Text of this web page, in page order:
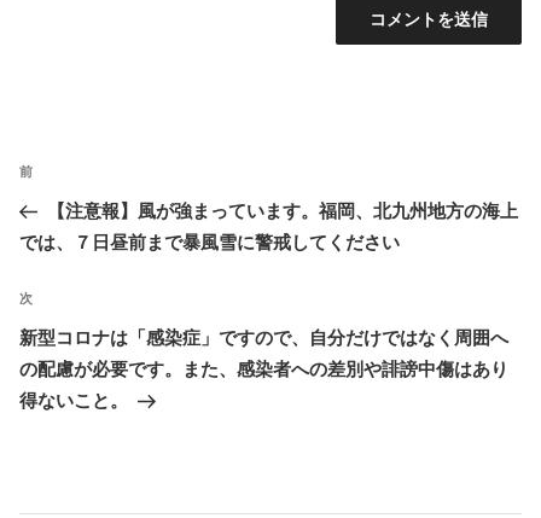
ナ
ビ
ゲ
ー
シ
ョ
前
の
投
前
【注意報】風が強まっています。福岡、北九州地方の海上
では、７日昼前まで暴風雪に警戒してください
次
の
投
稿
次
新型コロナは「感染症」ですので、自分だけではなく周囲へ
の配慮が必要です。また、感染者への差別や誹謗中傷はあり
得ないこと。